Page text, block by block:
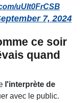
uUIt0FrCSB
7, 2024
ce soir
quand
l'interprète de
avec le public.